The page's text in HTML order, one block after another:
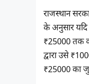
राजस्थान
के अनुसार यदि
₹25000 तक
द्वारा उसे
₹25000 का